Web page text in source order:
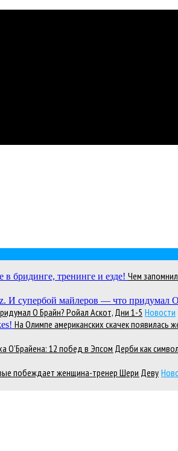
Чем
О Брайн? Ройал Аскот, Дни 1-5 Новости
На Олимпе американских скачек появилась
О’Брайена: 12 побед в Эпсом Дерби как
побеждает женщина-тренер Шери Деву